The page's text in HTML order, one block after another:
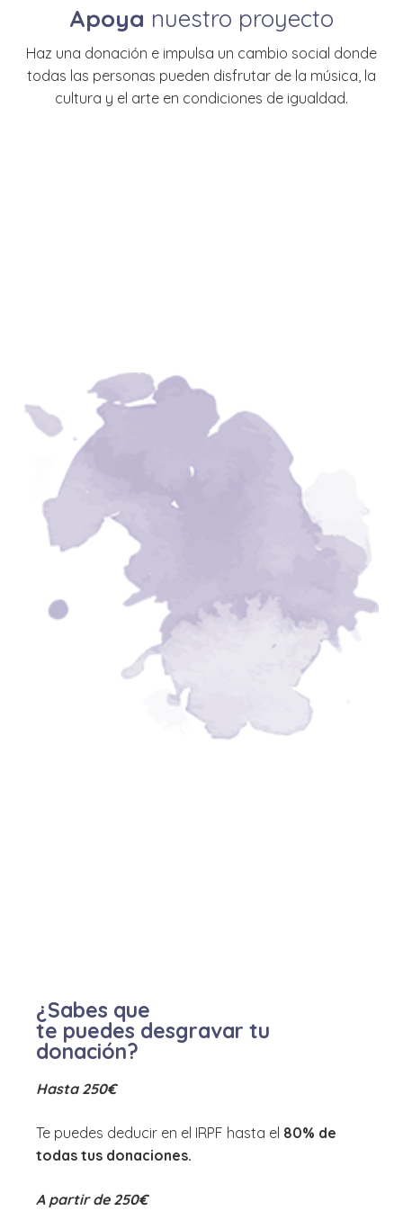
Apoya nuestro proyecto
Haz una donación e impulsa un cambio social donde
todas las personas pueden disfrutar de la música, la
cultura y el arte en condiciones de igualdad.
¿Sabes que
te puedes desgravar tu
donación?
Hasta 250€
Te puedes deducir en el IRPF hasta el 80% de
todas tus donaciones.
A partir de 250€